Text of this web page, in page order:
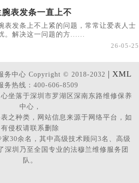
表发条一直上不
表发条上不上紧的问题，常常让爱表人士
。解决这一问题的方......
26-05-25
务中心 Copyright © 2018-2032 | XML
务热线：400-606-8509
坐落于深圳市罗湖区深南东路维修保养
中心，
之种类，网站信息来源于网络平台，如
有侵权请联系删除
30余名，其中高级技术顾问3名、高级
深圳乃至全国专业的法穆兰维修服务团
队。